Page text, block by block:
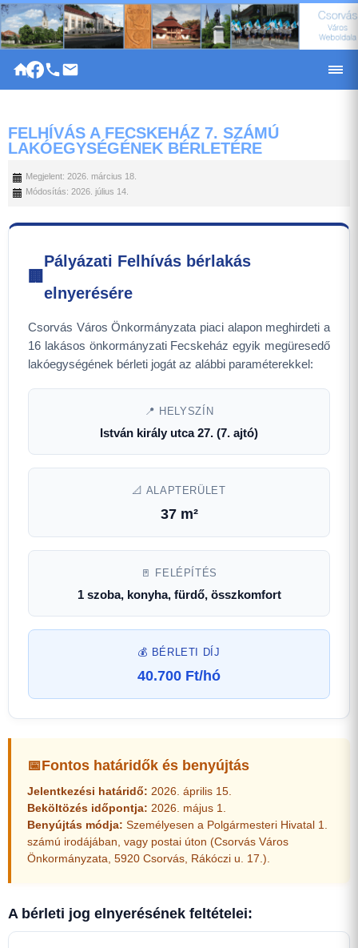
|
FELHÍVÁS A FECSKEHÁZ 7. SZÁMÚ
LAKÓEGYSÉGÉNEK BÉRLETÉRE
Megjelent: 2026. március 18.
Módosítás: 2026. július 14.
🏢
Pályázati Felhívás bérlakás
elnyerésére
Csorvás Város Önkormányzata piaci alapon meghirdeti a
16 lakásos önkormányzati Fecskeház egyik megüresedő
lakóegységének bérleti jogát az alábbi paraméterekkel:
📍 HELYSZÍN
István király utca 27. (7. ajtó)
📐 ALAPTERÜLET
37 m²
🚪 FELÉPÍTÉS
1 szoba, konyha, fürdő, összkomfort
💰 BÉRLETI DÍJ
40.700 Ft/hó
📅Fontos határidők és benyújtás
Jelentkezési határidő: 2026. április 15.
Beköltözés időpontja: 2026. május 1.
Benyújtás módja: Személyesen a Polgármesteri Hivatal 1.
számú irodájában, vagy postai úton (Csorvás Város
Önkormányzata, 5920 Csorvás, Rákóczi u. 17.).
A bérleti jog elnyerésének feltételei: